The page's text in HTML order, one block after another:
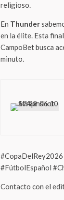
religioso.
En Thunder
en la élite. Esta
CampoBet busca
minuto.
#FútbolEspañol
Contacto con el